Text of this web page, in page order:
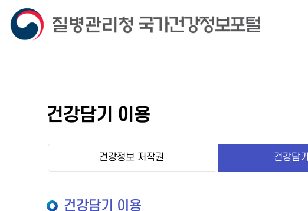
건강담기 이용
건강정보 저작권 건강담
건강담기 이용